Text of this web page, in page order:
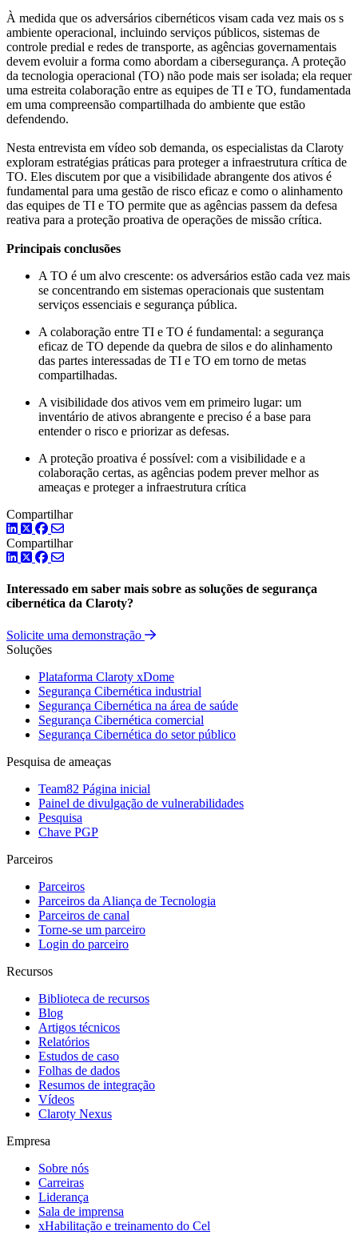
À medida que os adversários cibernéticos visam cada vez mais os s
ambiente operacional, incluindo serviços públicos, sistemas de
controle predial e redes de transporte, as agências governamentais
devem evoluir a forma como abordam a cibersegurança. A proteção
da tecnologia operacional (TO) não pode mais ser isolada; ela requer
uma estreita colaboração entre as equipes de TI e TO, fundamentada
em uma compreensão compartilhada do ambiente que estão
defendendo.
Nesta entrevista em vídeo sob demanda, os especialistas da Claroty
exploram estratégias práticas para proteger a infraestrutura crítica de
TO. Eles discutem por que a visibilidade abrangente dos ativos é
fundamental para uma gestão de risco eficaz e como o alinhamento
das equipes de TI e TO permite que as agências passem da defesa
reativa para a proteção proativa de operações de missão crítica.
Principais conclusões
A TO é um alvo crescente: os adversários estão cada vez mais
se concentrando em sistemas operacionais que sustentam
serviços essenciais e segurança pública.
A colaboração entre TI e TO é fundamental: a segurança
eficaz de TO depende da quebra de silos e do alinhamento
das partes interessadas de TI e TO em torno de metas
compartilhadas.
A visibilidade dos ativos vem em primeiro lugar: um
inventário de ativos abrangente e preciso é a base para
entender o risco e priorizar as defesas.
A proteção proativa é possível: com a visibilidade e a
colaboração certas, as agências podem prever melhor as
ameaças e proteger a infraestrutura crítica
Compartilhar
LinkedIn
TwitterFacebook
Compartilhar
LinkedIn
TwitterFacebook
Interessado em saber mais sobre as soluções de segurança
cibernética da Claroty?
Solicite uma demonstração
Soluções
Plataforma Claroty xDome
Segurança Cibernética industrial
Segurança Cibernética na área de saúde
Segurança Cibernética comercial
Segurança Cibernética do setor público
Pesquisa de ameaças
Team82 Página inicial
Painel de divulgação de vulnerabilidades
Pesquisa
Chave PGP
Parceiros
Parceiros
Parceiros da Aliança de Tecnologia
Parceiros de canal
Torne-se um parceiro
Login do parceiro
Recursos
Biblioteca de recursos
Blog
Artigos técnicos
Relatórios
Estudos de caso
Folhas de dados
Resumos de integração
Vídeos
Claroty Nexus
Empresa
Sobre nós
Carreiras
Liderança
Sala de imprensa
xHabilitação e treinamento do Cel